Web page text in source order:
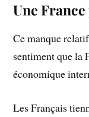
Une
Ce manque
sentiment que la
économique
Les Français